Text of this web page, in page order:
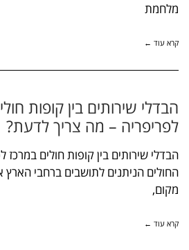
מלחמת
קרא עוד ←
הבדלי שירותים בין קופות
לפריפריה – מה צריך לדעת?
הבדלי שירותים בין קופות חולים במרכז
החולים הניתנים לתושבים ברחבי הארץ
מקום,
קרא עוד ←